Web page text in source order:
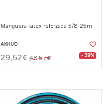
Manguera latex reforzada 5/8 25m
AKHUO
29,52€ 48,57€ - 39%